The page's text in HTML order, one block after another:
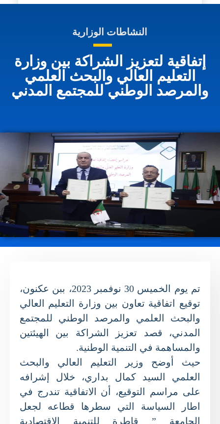
النشاطات الوزارية
إتفاقية لتعزيز الشراكة بين وزارة
التعليم العالي والبحث العلمي
والمرصد الوطني للمجتمع المدني
تم يوم الخميس 30 نوفمبر 2023، ببن عكنون،
توقيع اتفاقية تعاون بين وزارة التعليم العالي
والبحث العلمي والمرصد الوطني للمجتمع
المدني، قصد تعزيز الشراكة بين الهيئتين
والمساهمة في التنمية الوطنية.
حيث أوضح وزير التعليم العالي والبحث
العلمي السيد كمال بداري، خلال إشرافه
على مراسم التوقيع، أن الاتفاقية تندرج في
اطار السياسة التي سطرها قطاعه لجعل
الجامعة ” قاطرة للتنمية الاقتصادية